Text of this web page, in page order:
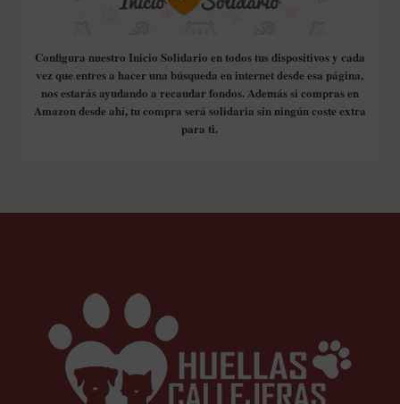
Configura nuestro Inicio Solidario en todos tus dispositivos y cada
vez que entres a hacer una búsqueda en internet desde esa página,
nos estarás ayudando a recaudar fondos. Además si compras en
Amazon desde ahí, tu compra será solidaria sin ningún coste extra
para ti.